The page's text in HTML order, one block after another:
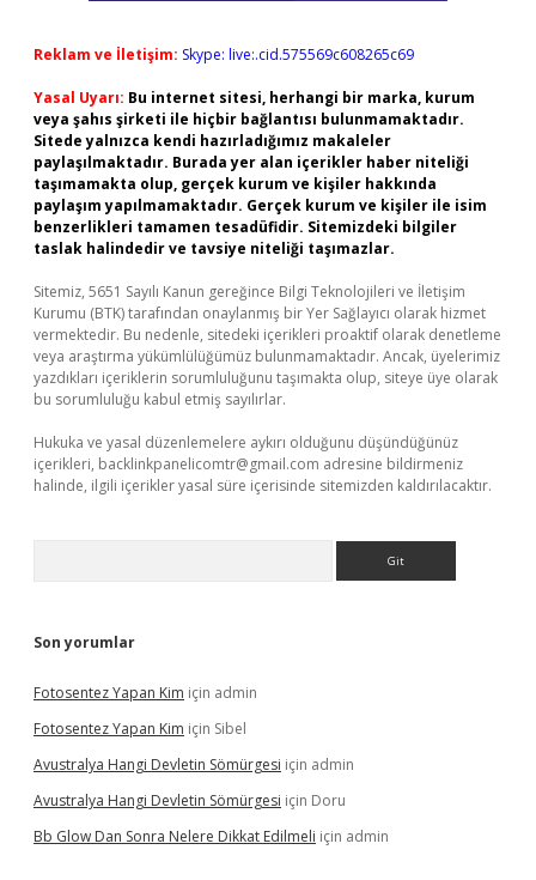
Reklam ve İletişim: Skype: live:.cid.575569c608265c69
Yasal Uyarı: Bu internet sitesi, herhangi bir marka, kurum
veya şahıs şirketi ile hiçbir bağlantısı bulunmamaktadır.
Sitede yalnızca kendi hazırladığımız makaleler
paylaşılmaktadır. Burada yer alan içerikler haber niteliği
taşımamakta olup, gerçek kurum ve kişiler hakkında
paylaşım yapılmamaktadır. Gerçek kurum ve kişiler ile isim
benzerlikleri tamamen tesadüfidir. Sitemizdeki bilgiler
taslak halindedir ve tavsiye niteliği taşımazlar.
Sitemiz, 5651 Sayılı Kanun gereğince Bilgi Teknolojileri ve İletişim
Kurumu (BTK) tarafından onaylanmış bir Yer Sağlayıcı olarak hizmet
vermektedir. Bu nedenle, sitedeki içerikleri proaktif olarak denetleme
veya araştırma yükümlülüğümüz bulunmamaktadır. Ancak, üyelerimiz
yazdıkları içeriklerin sorumluluğunu taşımakta olup, siteye üye olarak
bu sorumluluğu kabul etmiş sayılırlar.
Hukuka ve yasal düzenlemelere aykırı olduğunu düşündüğünüz
içerikleri, backlinkpanelicomtr@gmail.com adresine bildirmeniz
halinde, ilgili içerikler yasal süre içerisinde sitemizden kaldırılacaktır.
Son yorumlar
Fotosentez Yapan Kim için admin
Fotosentez Yapan Kim için Sibel
Avustralya Hangi Devletin Sömürgesi için admin
Avustralya Hangi Devletin Sömürgesi için Doru
Bb Glow Dan Sonra Nelere Dikkat Edilmeli için admin